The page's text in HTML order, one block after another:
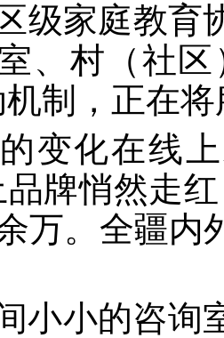
级家庭教育
、村（社
制，正在
化在线上
品牌悄然走
万。全疆
小的咨询